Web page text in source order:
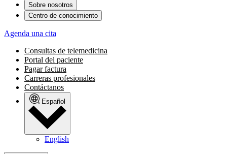
Sobre nosotros
Centro de conocimiento
Agenda una cita
Consultas de telemedicina
Portal del paciente
Pagar factura
Carreras profesionales
Contáctanos
Español
English